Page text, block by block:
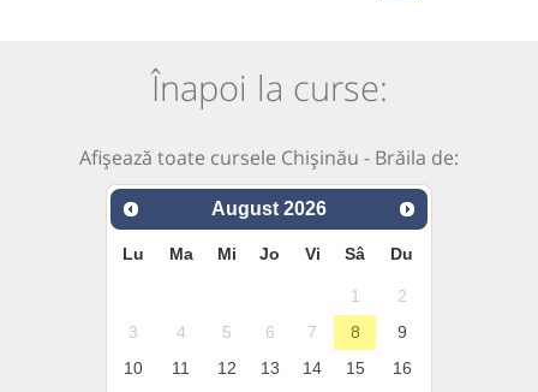
Înapoi la curse:
Afișează toate cursele Chișinău - Brăila de:
August 2026
Lu Ma Mi Jo Vi Sâ Du
1
2
3
4 5 6 7 8
9
10
11 12 13 14 15
16